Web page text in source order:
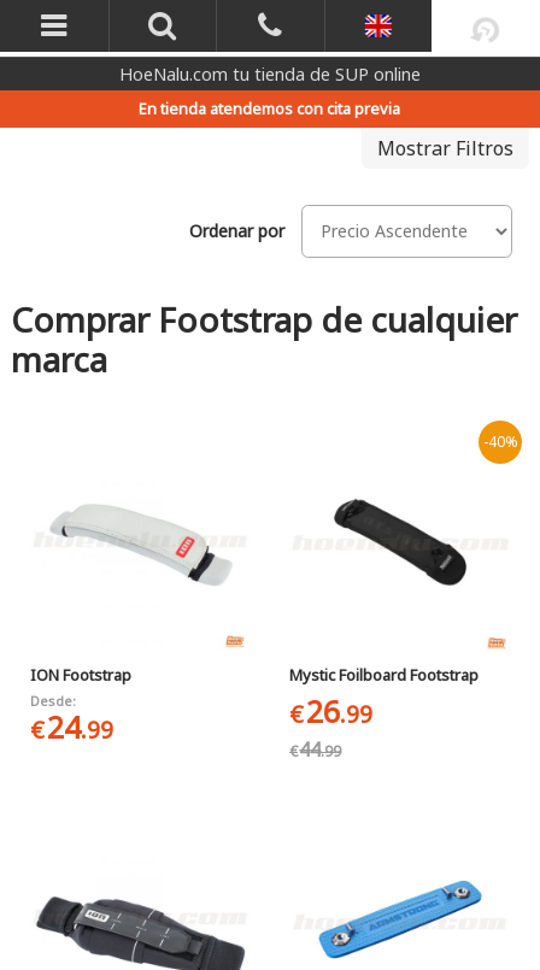
HoeNalu.com tu tienda de SUP online
En tienda atendemos con cita previa
Mostrar Filtros
Ordenar por
Comprar Footstrap de cualquier
marca
ION Footstrap
Desde:
€24.99
-40%
Mystic Foilboard Footstrap
€26.99
€44.99